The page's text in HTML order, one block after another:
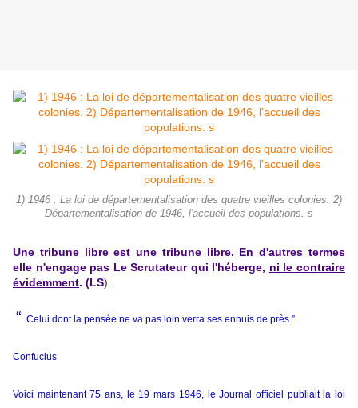
1) 1946 : La loi de départementalisation des quatre vieilles colonies. 2)
Départementalisation de 1946, l'accueil des populations. s
Une tribune libre est une tribune libre. En d'autres termes
elle n'engage pas Le Scrutateur qui l'héberge, ni le contraire
évidemment. (LS).
“ Celui dont la pensée ne va pas loin verra ses ennuis de près.”
Confucius
Voici maintenant 75 ans, le 19 mars 1946, le Journal officiel publiait la loi